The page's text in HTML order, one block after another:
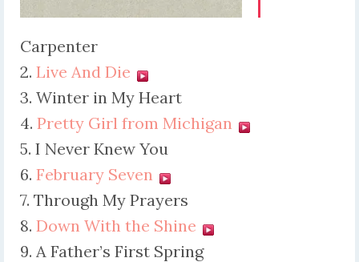
Carpenter
2. Live And Die
3. Winter in My Heart
4. Pretty Girl from Michigan
5. I Never Knew You
6. February Seven
7. Through My Prayers
8. Down With the Shine
9. A Father’s First Spring